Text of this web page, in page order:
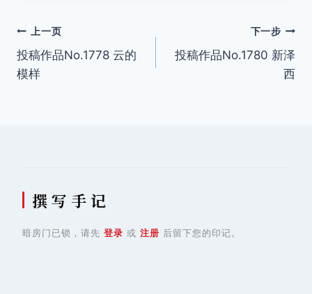
文
章
上一页
投稿作品No.1778 云的
模样
下一步
投稿作品No.1780 新泽
西
撰 写 手 记
暗房门已锁，请先 登录 或 注册 后留下您的印记。